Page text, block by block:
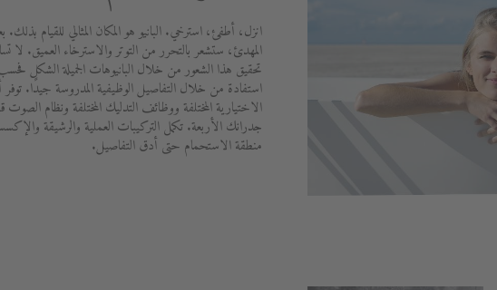
انزل، أطفئ، استرخي. البانيو هو المكان المثالي للقيام
المهدئ، ستشعر بالتحرر من التوتر والاسترخاء العميق. لا
تحقيق هذا الشعور من خلال البانيوهات الجميلة الشكل
استفادة من خلال التفاصيل الوظيفية المدروسة جيدًا. توفر
الاختيارية المختلفة ووظائف التدليك المختلفة ونظام الصوت
جدرانك الأربعة. تكمل التركيبات العملية والرشيقة
منطقة الاستحمام حتى أدق التفاصيل.